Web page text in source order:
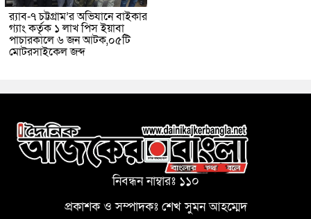
র‌্যাব-৭ চট্টগ্রাম’র অভিযানে বাইকার
গ্যাং কর্তৃক ১ লাখ পিস ইয়াবা
পাচারকালে ৬ জন আটক,০৫টি
মোটরসাইকেল জব্দ
নিবন্ধন নাম্বারঃ ১১০
প্রকাশক ও সম্পাদকঃ শেখ সুমন আহম্মেদ